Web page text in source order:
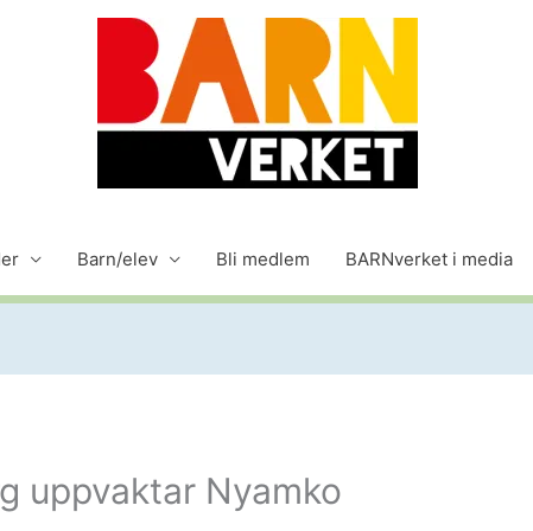
Barn/elev Bli medlem BARNverket i media
uppvaktar Nyamko